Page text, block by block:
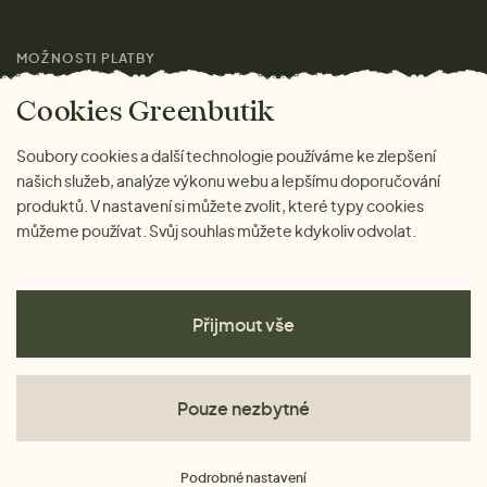
Magazín
MOŽNOSTI PLATBY
Cookies Greenbutik
Soubory cookies a další technologie používáme ke zlepšení
našich služeb, analýze výkonu webu a lepšímu doporučování
produktů. V nastavení si můžete zvolit, které typy cookies
můžeme používat. Svůj souhlas můžete kdykoliv odvolat.
Přijmout vše
Pouze nezbytné
Podrobné nastavení